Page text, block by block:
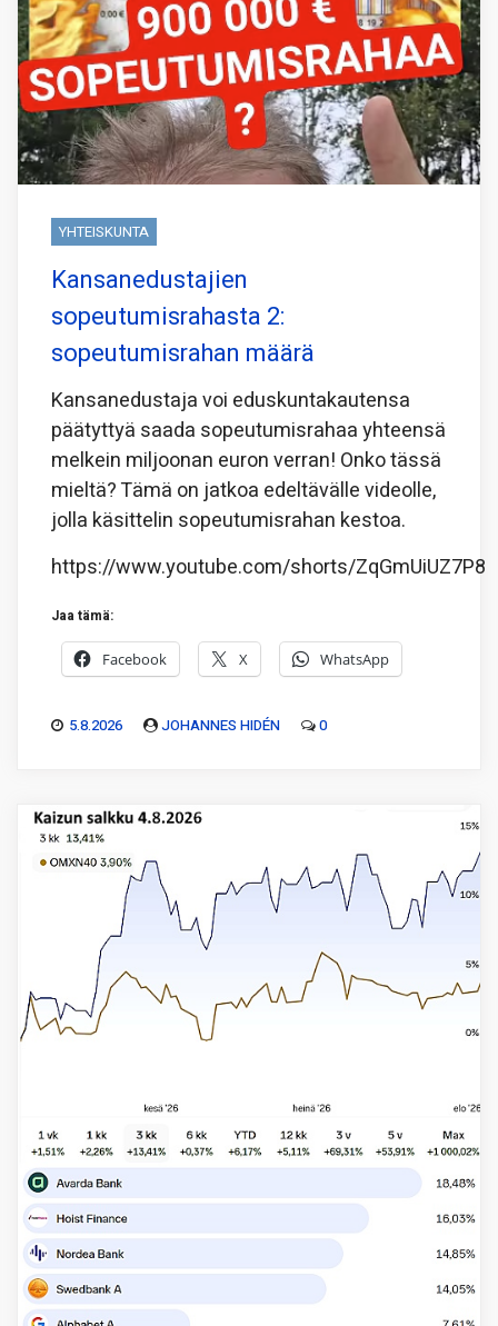
YHTEISKUNTA
Kansanedustajien
sopeutumisrahasta 2:
sopeutumisrahan määrä
Kansanedustaja voi eduskuntakautensa
päätyttyä saada sopeutumisrahaa yhteensä
melkein miljoonan euron verran! Onko tässä
mieltä? Tämä on jatkoa edeltävälle videolle,
jolla käsittelin sopeutumisrahan kestoa.
https://www.youtube.com/shorts/ZqGmUiUZ7P8
Jaa tämä:
Facebook X WhatsApp
5.8.2026 JOHANNES HIDÉN 0